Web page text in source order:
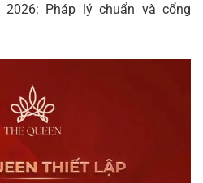
Pháp lý chuẩn và cổng